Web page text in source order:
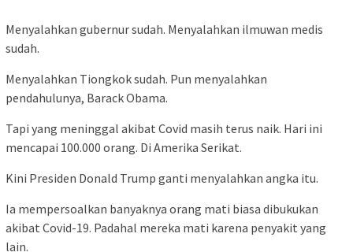
Menyalahkan gubernur sudah. Menyalahkan ilmuwan medis
sudah.
Menyalahkan Tiongkok sudah. Pun menyalahkan
pendahulunya, Barack Obama.
Tapi yang meninggal akibat Covid masih terus naik. Hari ini
mencapai 100.000 orang. Di Amerika Serikat.
Kini Presiden Donald Trump ganti menyalahkan angka itu.
Ia mempersoalkan banyaknya orang mati biasa dibukukan
akibat Covid-19. Padahal mereka mati karena penyakit yang
lain.